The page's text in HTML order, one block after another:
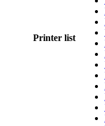
Printer list